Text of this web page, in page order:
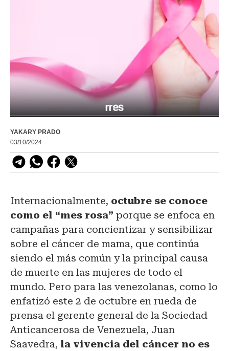
YAKARY PRADO
03/10/2024
Internacionalmente, octubre se conoce
como el “mes rosa” porque se enfoca en
campañas para concientizar y sensibilizar
sobre el cáncer de mama, que continúa
siendo el más común y la principal causa
de muerte en las mujeres de todo el
mundo. Pero para las venezolanas, como lo
enfatizó este 2 de octubre en rueda de
prensa el gerente general de la Sociedad
Anticancerosa de Venezuela, Juan
Saavedra, la vivencia del cáncer no es